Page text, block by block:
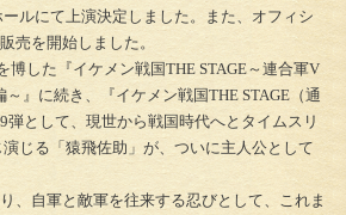
ルにて上演決定しました。また、オフィシ
売を開始しました。
博した『イケメン戦国THE STAGE～連合軍V
～』に続き、『イケメン戦国THE STAGE（通
弾として、現世から戦国時代へとタイムスリ
じる「猿飛佐助」が、ついに主人公として
、自軍と敵軍を往来する忍びとして、これま